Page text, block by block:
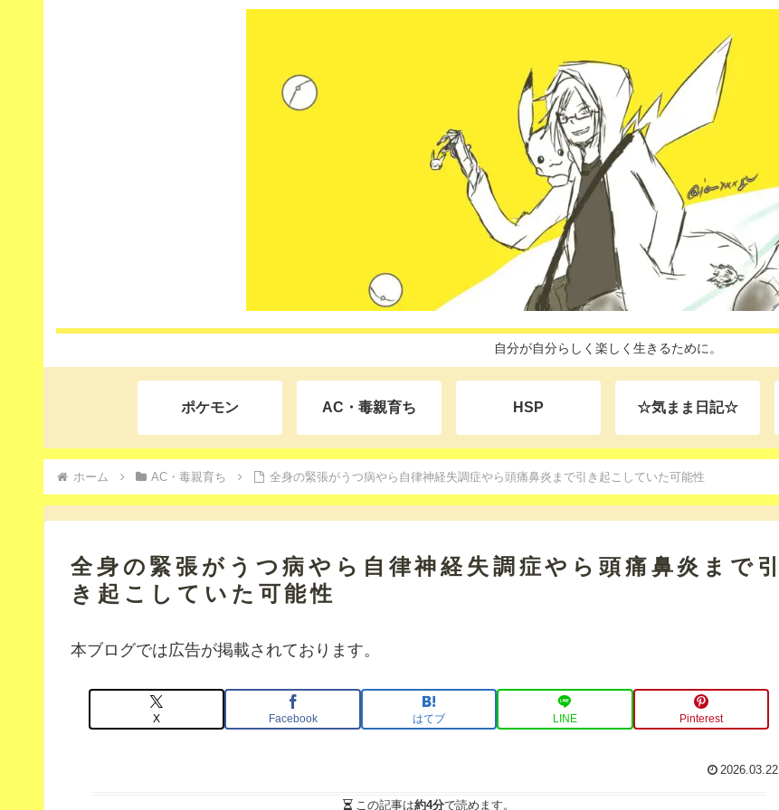
自分が自分らしく楽しく生きるために。
ポケモン AC・毒親育ち HSP ☆気まま日記☆
ホーム AC・毒親育ち 全身の緊張がうつ病やら自律神経失調症やら頭痛鼻炎まで引き起こしていた可能性
全身の緊張がうつ病やら自律神経失調症やら頭痛鼻炎まで引
き起こしていた可能性
本ブログでは広告が掲載されております。
X Facebook はてブ LINE Pinterest
2026.03.22
この記事は約4分で読めます。